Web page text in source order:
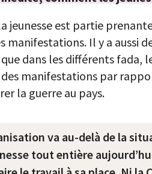
jeunesse est partie
manifestations. Il y a aussi
dans les différents fada,
manifestations par
la guerre au pays.
va au-delà de la
tout entière